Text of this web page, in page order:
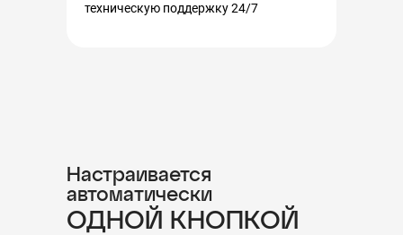
техническую поддержку 24/7
ОДНОЙ КНОПКОЙ
Настраивается
автоматически